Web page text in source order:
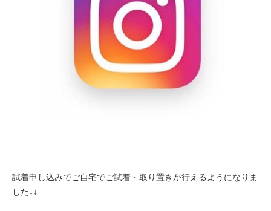
試着申し込みでご自宅でご試着・取り置きが行えるようになりま
した↓↓